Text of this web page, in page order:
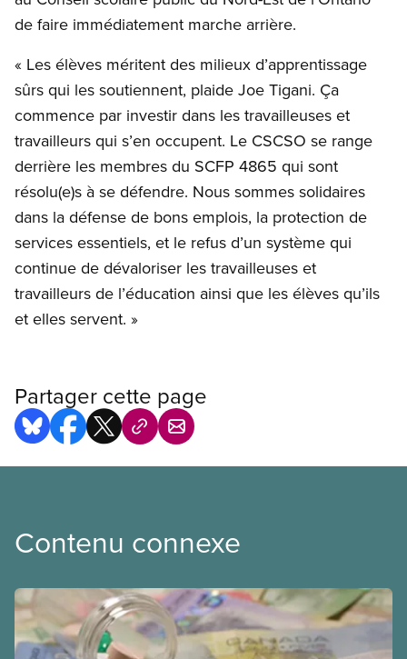
de faire immédiatement marche arrière.
« Les élèves méritent des milieux d’apprentissage
sûrs qui les soutiennent, plaide Joe Tigani. Ça
commence par investir dans les travailleuses et
travailleurs qui s’en occupent. Le CSCSO se range
derrière les membres du SCFP 4865 qui sont
résolu(e)s à se défendre. Nous sommes solidaires
dans la défense de bons emplois, la protection de
services essentiels, et le refus d’un système qui
continue de dévaloriser les travailleuses et
travailleurs de l’éducation ainsi que les élèves qu’ils
et elles servent. »
Partager cette page
Contenu connexe